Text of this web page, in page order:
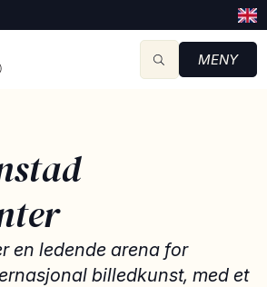
MENY
en ledende arena for
billedkunst, med et